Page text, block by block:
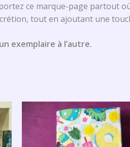
ce marque-page partout
tout en ajoutant une
exemplaire à l’autre.